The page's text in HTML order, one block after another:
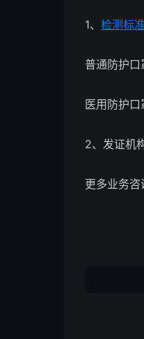
1、 检测标准
普通防护
医用防护口
2、发证机
更多业务